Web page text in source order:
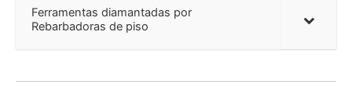
Ferramentas diamantadas por
Rebarbadoras de piso